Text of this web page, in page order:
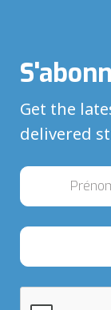
Get the
delivered